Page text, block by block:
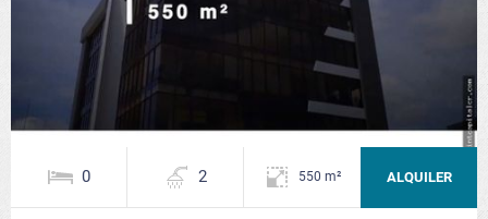
0 2 550 m² ALQUILER